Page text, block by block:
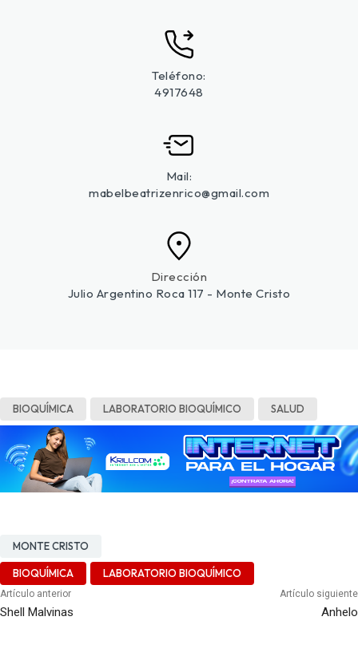
Teléfono:
4917648
Mail:
mabelbeatrizenrico@gmail.com
Dirección
Julio Argentino Roca 117 - Monte Cristo
BIOQUÍMICA LABORATORIO BIOQUÍMICO SALUD
MONTE CRISTO
BIOQUÍMICA LABORATORIO BIOQUÍMICO
Artículo anterior
Shell Malvinas
Artículo siguiente
Anhelo